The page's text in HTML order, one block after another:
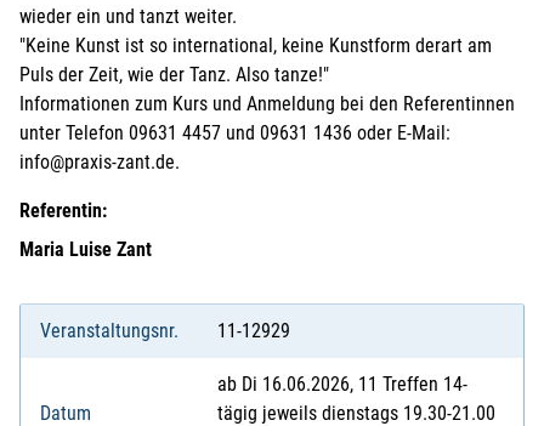
wieder ein und tanzt weiter.
"Keine Kunst ist so international, keine Kunstform derart am
Puls der Zeit, wie der Tanz. Also tanze!"
Informationen zum Kurs und Anmeldung bei den Referentinnen
unter Telefon 09631 4457 und 09631 1436 oder E-Mail:
info@praxis-zant.de.
Referentin:
Maria Luise Zant
Veranstaltungsnr. 11-12929
Datum
ab Di 16.06.2026, 11 Treffen 14-
tägig jeweils dienstags 19.30-21.00